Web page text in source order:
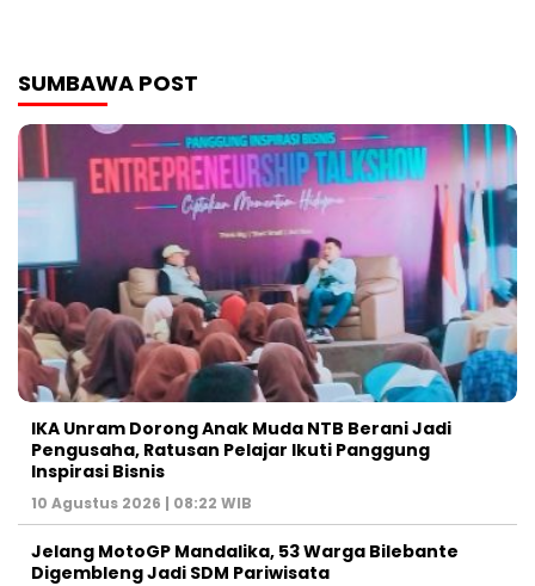
SUMBAWA POST
IKA Unram Dorong Anak Muda NTB Berani Jadi
Pengusaha, Ratusan Pelajar Ikuti Panggung
Inspirasi Bisnis
10 Agustus 2026 | 08:22 WIB
Jelang MotoGP Mandalika, 53 Warga Bilebante
Digembleng Jadi SDM Pariwisata